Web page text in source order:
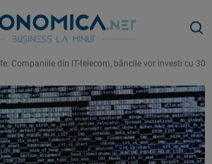
Companiile din IT-telecom, băncile vor investi cu